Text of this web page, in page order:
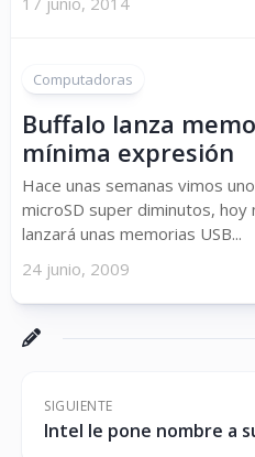
Computadoras
Buffalo lanza
mínima expresión
Hace unas semanas vimos
microSD super diminutos,
lanzará unas memorias USB...
24 junio, 2009
SIGUIENTE
Intel le pone nombre a